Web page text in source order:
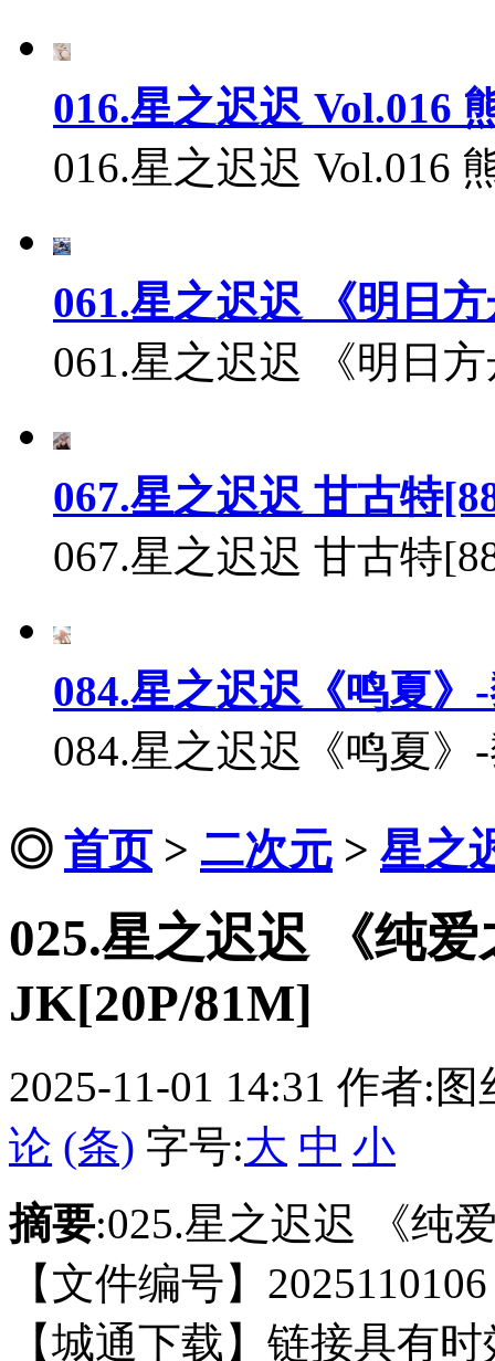
016.星之迟迟 Vol.016
016.星之迟迟 Vol.016
061.星之迟迟 《明日
061.星之迟迟 《明日
067.星之迟迟 甘古特
067.星之迟迟 甘古特
084.星之迟迟《鸣夏》
084.星之迟迟《鸣夏》
◎ 首页> 二次元 > 星之
025.星之迟迟 《纯
JK[20P/81M]
2025-11-01 14:31 作者:图
论 (条) 字号:大 中 小
摘要:025.星之迟迟 《纯
【文件编号】
【城通下载】链接具有